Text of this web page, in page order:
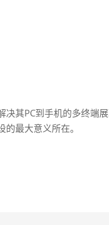
其PC到手机的多终端
最大意义所在。